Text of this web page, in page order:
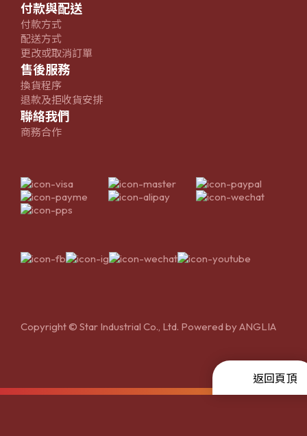
付款與配送
付款方式
配送方式
更改或取消訂單
售後服務
換貨程序
退款及拒收貨安排
聯絡我們
商務合作
Copyright © Star Industrial Co., Ltd. Powered byANGLIA
返回頁頂